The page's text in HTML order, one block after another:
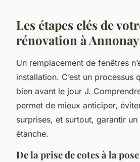
Les étapes clés de
rénovation à Annonay
Un remplacement de fenêtres
installation. C’est un processus
bien avant le jour J.
permet de mieux anticiper,
surprises, et surtout, garantir
étanche.
De la prise de cotes à la